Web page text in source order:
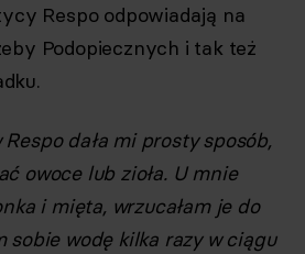
Respo odpowiadają na
Podopiecznych i tak też
dała mi prosty sposób,
owoce lub zioła. U mnie
i mięta, wrzucałam je do
sobie wodę kilka razy w ciągu